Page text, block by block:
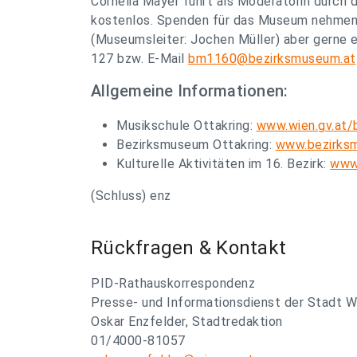
kostenlos. Spenden für das Museum
(Museumsleiter: Jochen Müller) aber
127 bzw. E-Mail bm1160@bezirksmuseum.at
Allgemeine Informationen:
Musikschule Ottakring:
Bezirksmuseum Ottakring:
Kulturelle Aktivitäten im 16. Bezirk:
(Schluss) enz
Rückfragen & Kontakt
PID-Rathauskorrespondenz
Presse- und Informationsdienst der Stadt
Oskar Enzfelder, Stadtredaktion
01/4000-81057